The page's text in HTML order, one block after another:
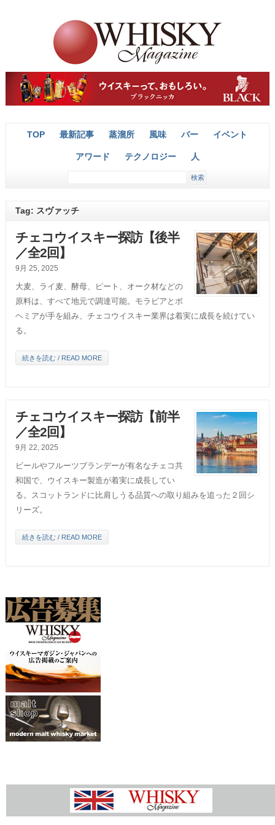
TOP 最新記事 蒸溜所 風味 バー イベント
アワード テクノロジー 人
Tag: スヴァッチ
チェコウイスキー探訪【後半
／全2回】
9月 25, 2025
大麦、ライ麦、酵母、ピート、オーク材などの
原料は、すべて地元で調達可能。モラビアとボ
ヘミアが手を組み、チェコウイスキー業界は着実に成長を続けてい
る。
続きを読む / READ MORE
チェコウイスキー探訪【前半
／全2回】
9月 22, 2025
ビールやフルーツブランデーが有名なチェコ共
和国で、ウイスキー製造が着実に成長してい
る。スコットランドに比肩しうる品質への取り組みを追った２回シ
リーズ。
続きを読む / READ MORE